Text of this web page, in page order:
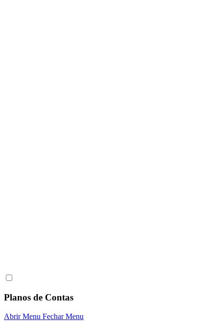
Planos de Contas
Abrir Menu Fechar Menu